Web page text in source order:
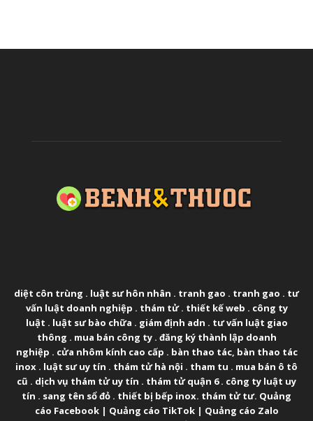
diệt côn trùng . luật sư hôn nhân . tranh gao . tranh gao . tư
vấn luật doanh nghiệp . thám tử. thiết kế web . công ty
luật . luật sư bào chữa . giám định adn . tư vấn luật giao
thông . mua bán công ty. đăng ký thành lập doanh
nghiệp . cửa nhôm kính cao cấp . bàn thao tác, bàn thao tác
inox . luật sư uy tín . thám tử hà nội . tham tu . mua bán ô tô
cũ . dịch vụ thám tử uy tín . thám tử quận 6. công ty luật uy
tín . sang tên sổ đỏ . thiết bị bếp inox. thám tử tư. Quảng
cáo Facebook| Quảng cáo TikTok| Quảng cáo Zalo